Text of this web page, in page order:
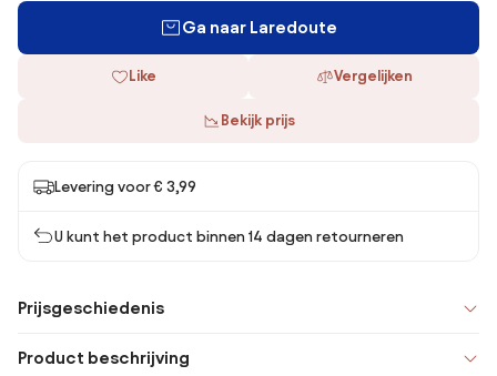
Ga naar Laredoute
Like Vergelijken
Bekijk prijs
Levering voor € 3,99
U kunt het product binnen 14 dagen retourneren
Prijsgeschiedenis
Product beschrijving